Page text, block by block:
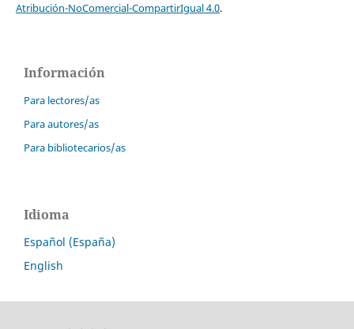
Atribución-NoComercial-CompartirIgual 4.0.
Información
Para lectores/as
Para autores/as
Para bibliotecarios/as
Idioma
Español (España)
English